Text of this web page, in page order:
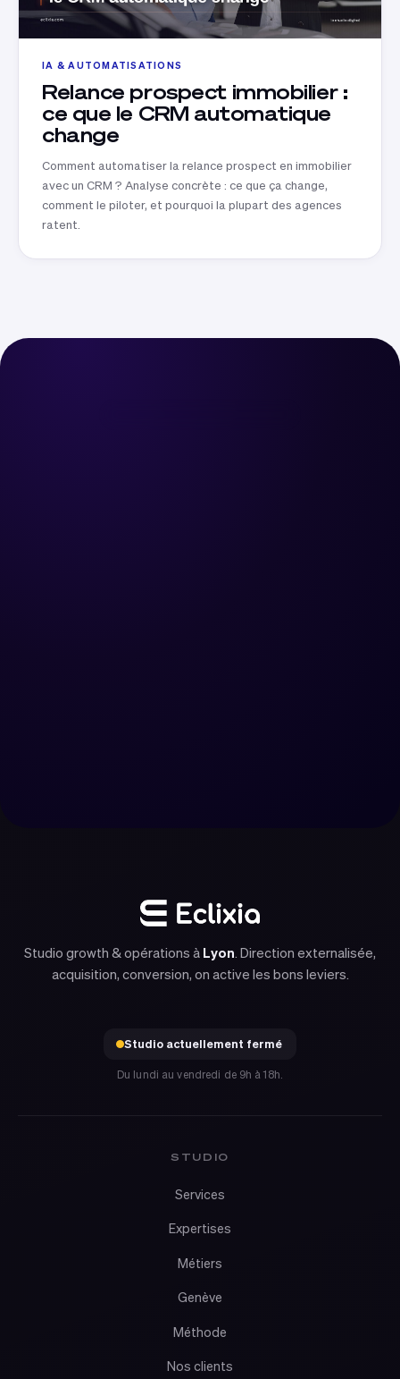
IA & AUTOMATISATIONS
Relance prospect immobilier :
ce que le CRM automatique
change
Comment automatiser la relance prospect en immobilier
avec un CRM ? Analyse concrète : ce que ça change,
comment le piloter, et pourquoi la plupart des agences
ratent.
Studio growth & opérations à Lyon. Direction externalisée,
acquisition, conversion, on active les bons leviers.
Studio actuellement fermé
Du lundi au vendredi de 9h à 18h.
STUDIO
Services
Expertises
Métiers
Genève
Méthode
Nos clients